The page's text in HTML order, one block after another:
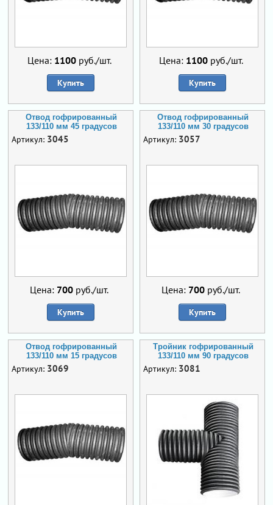
Цена: 1100руб./шт.
Купить
Цена: 1100руб./шт.
Купить
Отвод гофрированный
133/110 мм 45 градусов
Артикул: 3045
Цена: 700 руб./шт.
Купить
Отвод гофрированный
133/110 мм 30 градусов
Артикул: 3057
Цена: 700 руб./шт.
Купить
Отвод гофрированный
133/110 мм 15 градусов
Артикул: 3069
Тройник гофрированный
133/110 мм 90 градусов
Артикул: 3081